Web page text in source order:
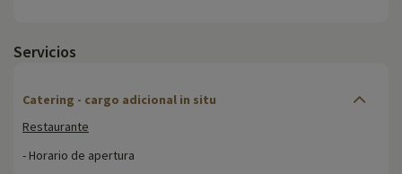
Servicios
Catering - cargo adicional in situ
Restaurante
- Horario de apertura